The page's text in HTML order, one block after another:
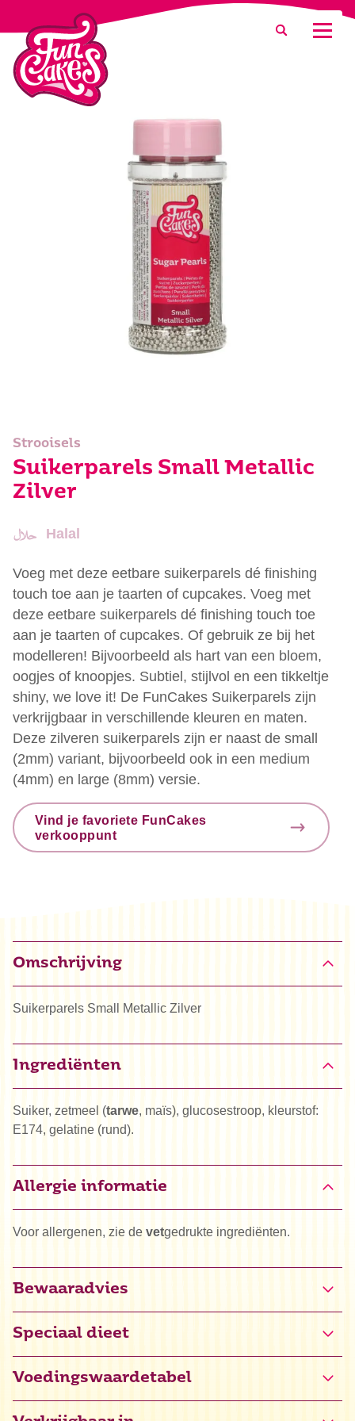
Waar ben je naar op zoek?
Zoeken
Strooisels
Suikerparels Small Metallic
Zilver
Halal
Voeg met deze eetbare suikerparels dé finishing
touch toe aan je taarten of cupcakes. Voeg met
deze eetbare suikerparels dé finishing touch toe
aan je taarten of cupcakes. Of gebruik ze bij het
modelleren! Bijvoorbeeld als hart van een bloem,
oogjes of knoopjes. Subtiel, stijlvol en een tikkeltje
shiny, we love it! De FunCakes Suikerparels zijn
verkrijgbaar in verschillende kleuren en maten.
Deze zilveren suikerparels zijn er naast de small
(2mm) variant, bijvoorbeeld ook in een medium
(4mm) en large (8mm) versie.
Vind je favoriete FunCakes
verkooppunt
Omschrijving
Suikerparels Small Metallic Zilver
Ingrediënten
Suiker, zetmeel (tarwe, maïs), glucosestroop, kleurstof:
E174, gelatine (rund).
Allergie informatie
Voor allergenen, zie de vetgedrukte ingrediënten.
Bewaaradvies
Speciaal dieet
Halal
Voedingswaardetabel